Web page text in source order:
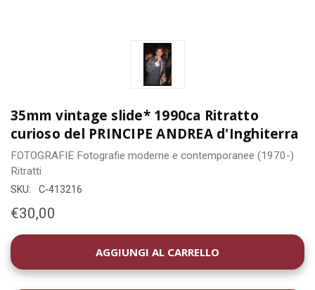
35mm vintage slide* 1990ca Ritratto
curioso del PRINCIPE ANDREA d'Inghiterra
FOTOGRAFIE Fotografie moderne e contemporanee (1970-)
Ritratti
SKU: C-413216
€30,00
DISPONIBILITÀ
ATTUALE: